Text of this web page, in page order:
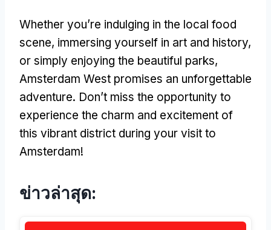
Whether you’re indulging in the local food
scene, immersing yourself in art and history,
or simply enjoying the beautiful parks,
Amsterdam West promises an unforgettable
adventure. Don’t miss the opportunity to
experience the charm and excitement of
this vibrant district during your visit to
Amsterdam!
ข่าวล่าสุด: